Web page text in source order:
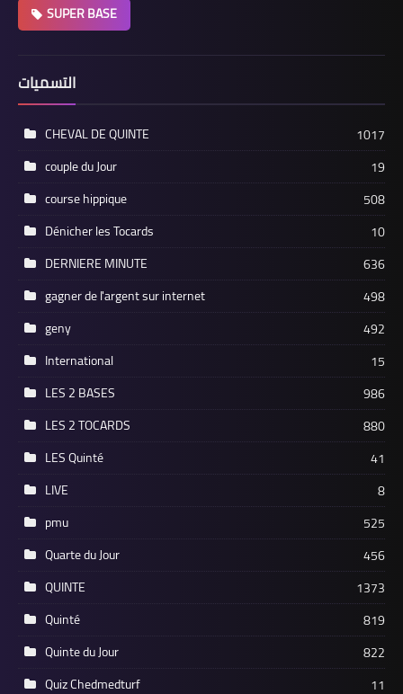
SUPER BASE
التسميات
CHEVAL DE QUINTE
1017
couple du Jour
19
course hippique
508
Dénicher les Tocards
10
DERNIERE MINUTE
636
gagner de l'argent sur internet
498
geny
492
International
15
LES 2 BASES
986
LES 2 TOCARDS
880
LES Quinté
41
LIVE
8
pmu
525
Quarte du Jour
456
QUINTE
1373
Quinté
819
Quinte du Jour
822
Quiz Chedmedturf
11